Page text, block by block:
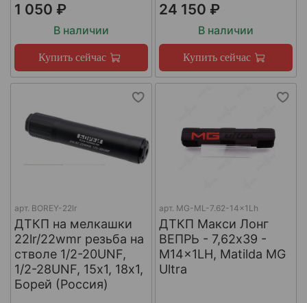
1 050 ₽
В наличии
Купить сейчас
24 150 ₽
В наличии
Купить сейчас
арт. BOREY-22lr
ДТКП на мелкашки
22lr/22wmr резьба на
стволе 1/2-20UNF,
1/2-28UNF, 15х1, 18х1,
Борей (Россия)
арт. MG-ML-7.62-14x1Lh
ДТКП Макси Лонг
ВЕПРЬ - 7,62x39 -
M14x1LH, Matilda MG
Ultra